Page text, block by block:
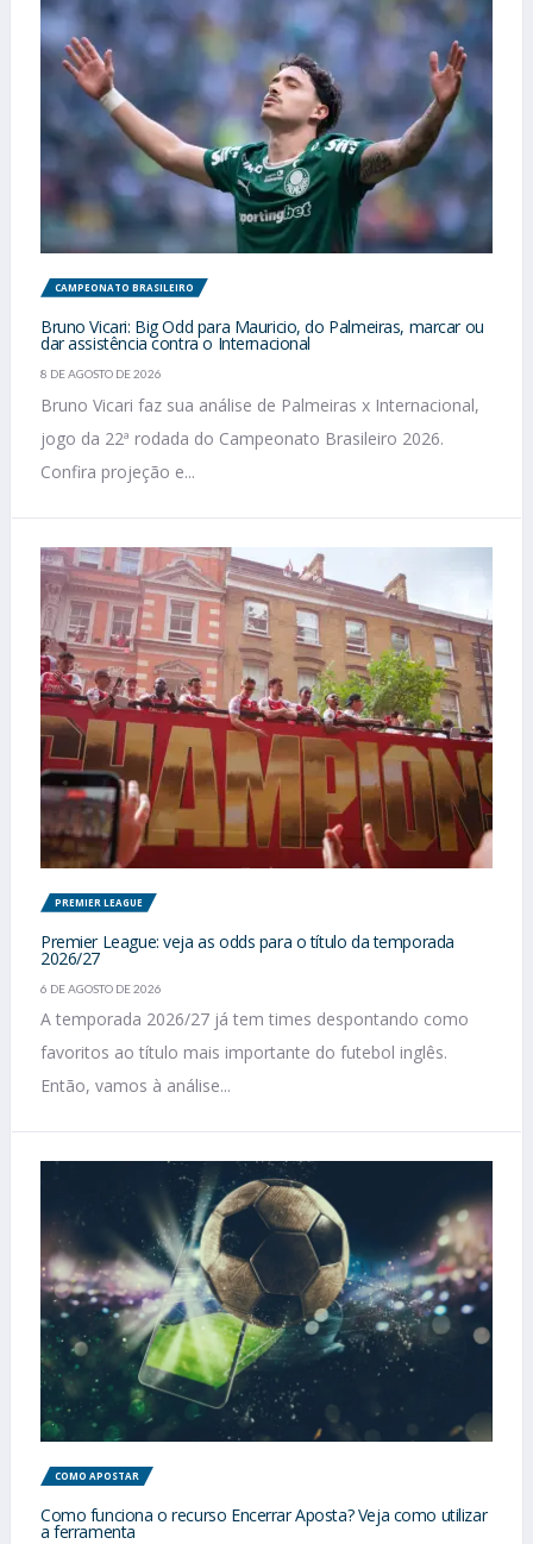
CAMPEONATO BRASILEIRO
Bruno Vicari: Big Odd para Mauricio, do Palmeiras, marcar ou
dar assistência contra o Internacional
8 DE AGOSTO DE 2026
Bruno Vicari faz sua análise de Palmeiras x Internacional,
jogo da 22ª rodada do Campeonato Brasileiro 2026.
Confira projeção e...
PREMIER LEAGUE
Premier League: veja as odds para o título da temporada
2026/27
6 DE AGOSTO DE 2026
A temporada 2026/27 já tem times despontando como
favoritos ao título mais importante do futebol inglês.
Então, vamos à análise...
COMO APOSTAR
Como funciona o recurso Encerrar Aposta? Veja como utilizar
a ferramenta